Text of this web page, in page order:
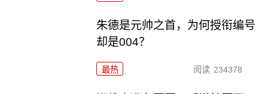
朱德是元帅之首，为何授衔编号
却是004？
最热 阅读 234378